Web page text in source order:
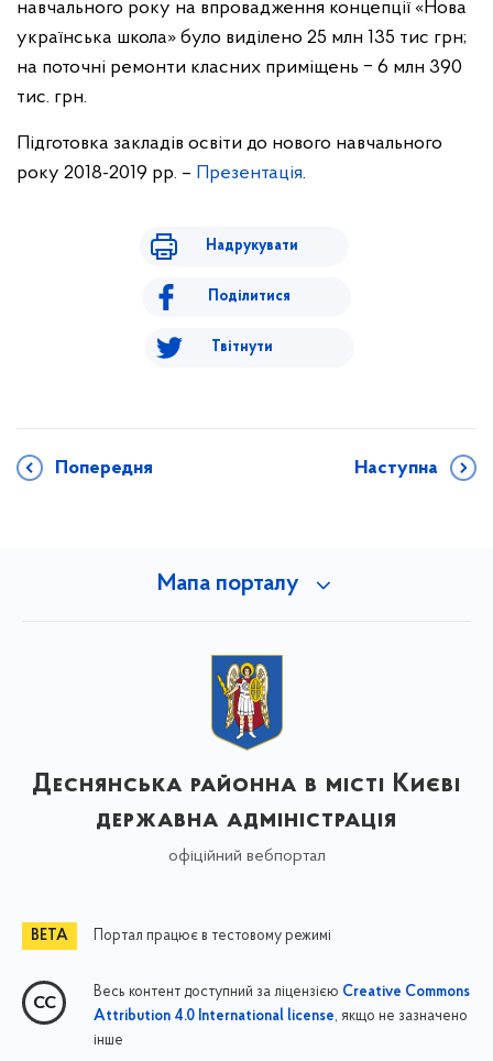
навчального року на впровадження концепції «Нова
українська школа» було виділено 25 млн 135 тис грн;
на поточні ремонти класних приміщень ‒ 6 млн 390
тис. грн.
Підготовка закладів освіти до нового навчального
року 2018-2019 рр. – Презентація.
Надрукувати
Поділитися
Твітнути
Попередня Наступна
Мапа порталу
Деснянська районна в місті Києві
державна адміністрація
офіційний вебпортал
Портал працює в тестовому режимі
Весь контент доступний за ліцензією Creative Commons
Attribution 4.0 International license, якщо не зазначено
інше